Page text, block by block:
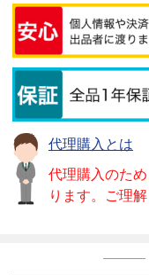
代理購入とは
代理購入のた
ります。ご理解